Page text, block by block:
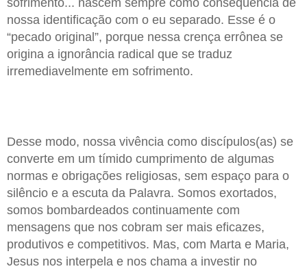
nossa identificação com o eu separado. Esse é o
“pecado original”, porque nessa crença errônea se
origina a ignorância radical que se traduz
irremediavelmente em sofrimento.
Desse modo, nossa vivência como discípulos(as) se
converte em um tímido cumprimento de algumas
normas e obrigações religiosas, sem espaço para o
silêncio e a escuta da Palavra. Somos exortados,
somos bombardeados continuamente com
mensagens que nos cobram ser mais eficazes,
produtivos e competitivos. Mas, com Marta e Maria,
Jesus nos interpela e nos chama a investir no